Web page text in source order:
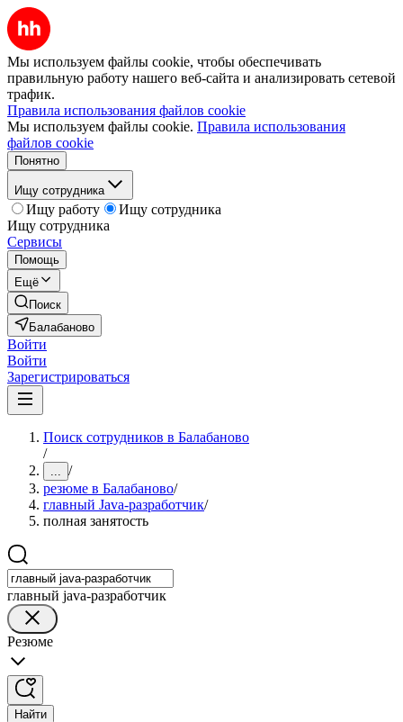
Мы используем файлы cookie, чтобы обеспечивать
правильную работу нашего веб-сайта и анализировать сетевой
трафик.
Правила использования файлов cookie
Мы используем файлы cookie. Правила использования
файлов cookie
Понятно
Ищу сотрудника
Ищу работу
Ищу сотрудника
Ищу сотрудника
Сервисы
Помощь
Ещё
Поиск
Балабаново
Войти
Войти
Зарегистрироваться
Поиск сотрудников в Балабаново
/
... /
резюме в Балабаново/
главный Java-разработчик/
полная занятость
главный java-разработчик
Резюме
Найти